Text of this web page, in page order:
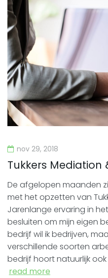
nov 29, 2018
Tukkers Mediation
De afgelopen maanden
met het opzetten van
Jarenlange ervaring in
besluiten om mijn eigen
bedrijf wil ik bedrijven,
verschillende soorten
bedrijf hoort natuurlijk
read more